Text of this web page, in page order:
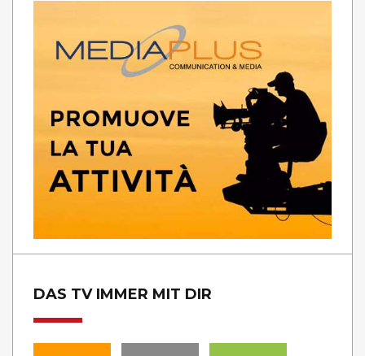
DAS TV IMMER MIT DIR